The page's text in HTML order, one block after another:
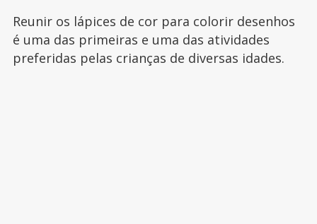
Reunir os lápices de cor para colorir desenhos
é uma das primeiras e uma das atividades
preferidas pelas crianças de diversas idades.